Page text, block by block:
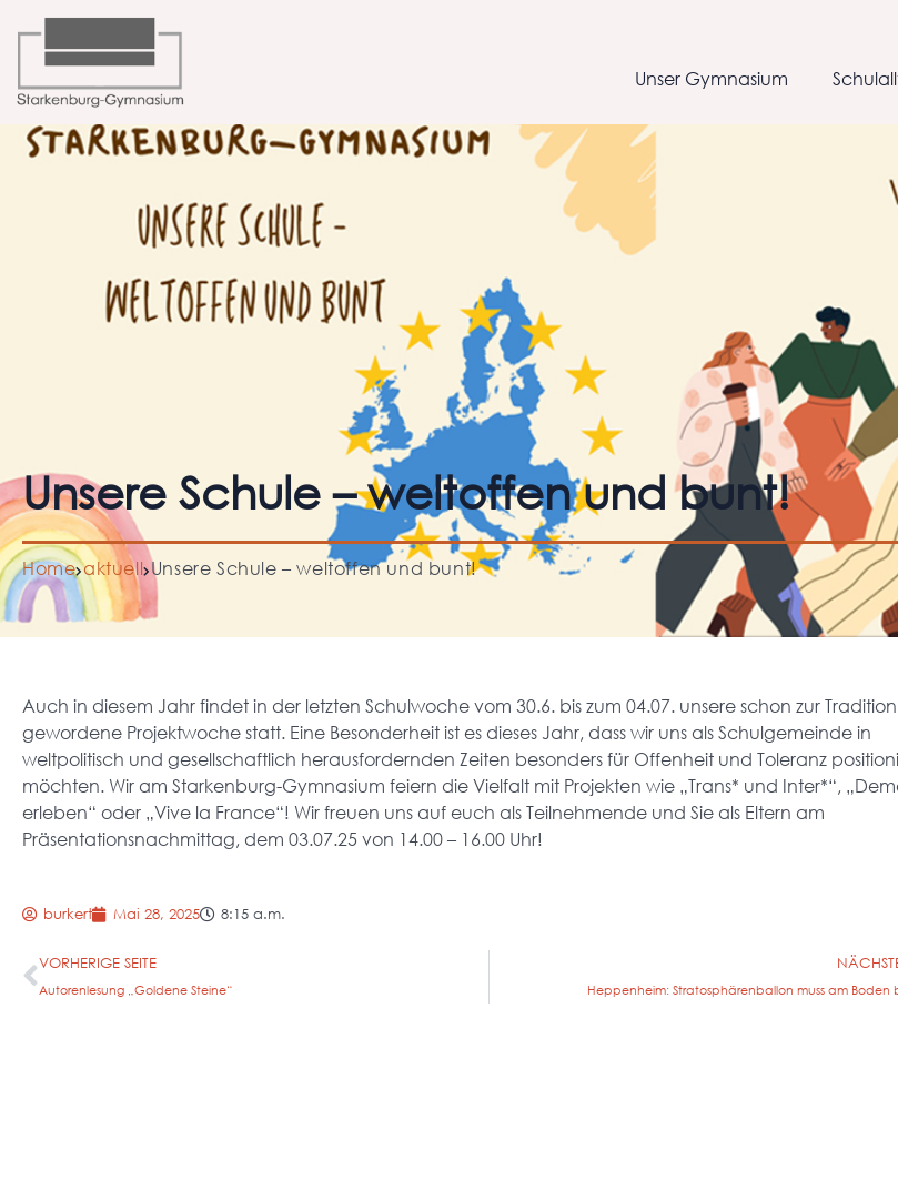
Unser Gymnasium
Unsere Schule – weltoffen und bunt!
Home aktuell Unsere Schule – weltoffen und bunt!
Auch in diesem Jahr findet in der letzten Schulwoche vom 30.6. bis zum 04.07. unsere schon zur Tradition
gewordene Projektwoche statt. Eine Besonderheit ist es dieses Jahr, dass wir uns als Schulgemeinde in
weltpolitisch und gesellschaftlich herausfordernden Zeiten besonders für Offenheit und Toleranz
möchten. Wir am Starkenburg-Gymnasium feiern die Vielfalt mit Projekten wie „Trans* und Inter*“,
erleben“ oder „Vive la France“! Wir freuen uns auf euch als Teilnehmende und Sie als Eltern am
Präsentationsnachmittag, dem 03.07.25 von 14.00 – 16.00 Uhr!
burkert Mai 28, 2025 8:15 a.m.
VORHERIGE SEITE
Autorenlesung „Goldene Steine“ Heppenheim: Stratosphärenballon muss am Boden